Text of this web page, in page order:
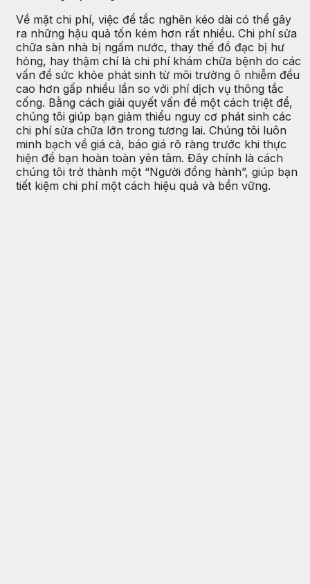
Về mặt chi phí, việc để tắc nghẽn kéo dài có thể gây
ra những hậu quả tốn kém hơn rất nhiều. Chi phí sửa
chữa sàn nhà bị ngấm nước, thay thế đồ đạc bị hư
hỏng, hay thậm chí là chi phí khám chữa bệnh do các
vấn đề sức khỏe phát sinh từ môi trường ô nhiễm đều
cao hơn gấp nhiều lần so với phí dịch vụ thông tắc
cống. Bằng cách giải quyết vấn đề một cách triệt để,
chúng tôi giúp bạn giảm thiểu nguy cơ phát sinh các
chi phí sửa chữa lớn trong tương lai. Chúng tôi luôn
minh bạch về giá cả, báo giá rõ ràng trước khi thực
hiện để bạn hoàn toàn yên tâm. Đây chính là cách
chúng tôi trở thành một “Người đồng hành”, giúp bạn
tiết kiệm chi phí một cách hiệu quả và bền vững.